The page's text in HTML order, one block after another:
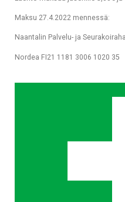
Maksu 27.4.2022 mennessä:
Naantalin Palvelu- ja
Nordea FI21 1181 3006 1020 35